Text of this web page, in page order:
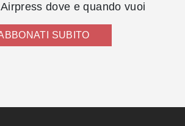
dove e quando vuoi
SUBITO